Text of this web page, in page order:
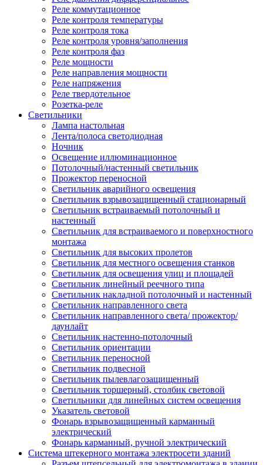
Реле коммутационное
Реле контроля температуры
Реле контроля тока
Реле контроля уровня/заполнения
Реле контроля фаз
Реле мощности
Реле направления мощности
Реле напряжения
Реле твердотельное
Розетка-реле
Светильники
Лампа настольная
Лента/полоса светодиодная
Ночник
Освещение иллюминационное
Потолочный/настенный светильник
Прожектор переносной
Светильник аварийного освещения
Светильник взрывозащищенный стационарный
Светильник встраиваемый потолочный и
настенный
Светильник для встраиваемого и поверхностного
монтажа
Светильник для высоких пролетов
Светильник для местного освещения станков
Светильник для освещения улиц и площадей
Светильник линейный реечного типа
Светильник накладной потолочный и настенный
Светильник направленного света
Светильник направленного света/ прожектор/
даунлайт
Светильник настенно-потолочный
Светильник ориентации
Светильник переносной
Светильник подвесной
Светильник пылевлагозащищенный
Светильник торшерный, столбик световой
Светильники для линейных систем освещения
Указатель световой
Фонарь взрывозащищенный карманный
электрический
Фонарь карманный, ручной электрический
Система штекерного монтажа электросети зданий